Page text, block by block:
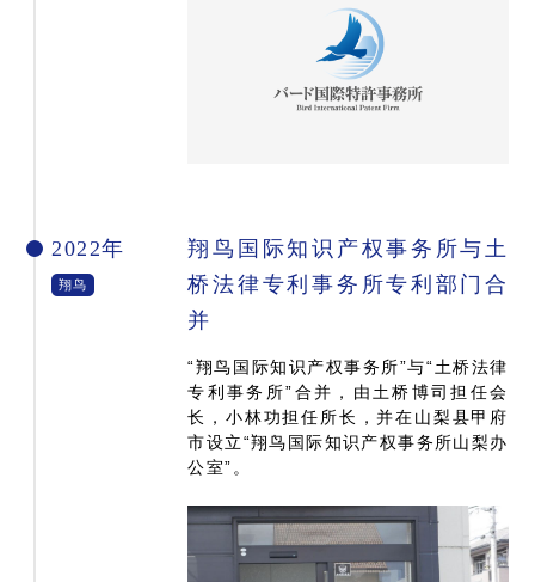
2022年
翔鸟
翔鸟国际知识产权事务所与土
桥法律专利事务所专利部门合
并
“翔鸟国际知识产权事务所”与“土桥法律
专利事务所”合并，由土桥博司担任会
长，小林功担任所长，并在山梨县甲府
市设立“翔鸟国际知识产权事务所山梨办
公室”。